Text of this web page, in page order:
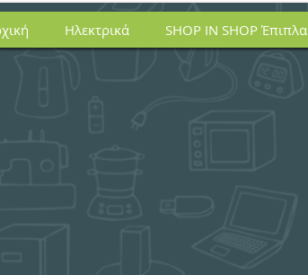
Ηλεκτρικά SHOP IN SHOP Έπιπλα